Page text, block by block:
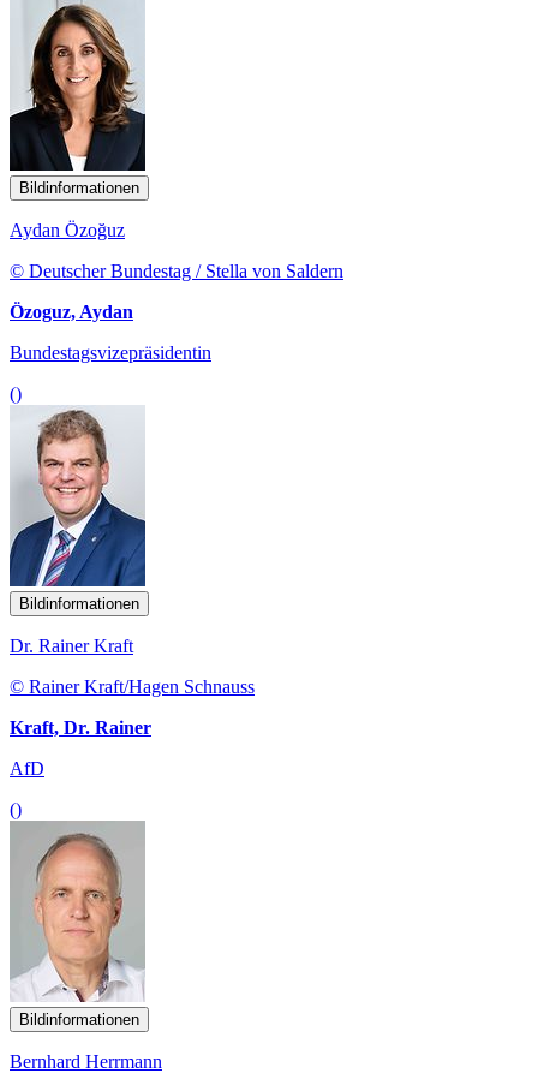
Bildinformationen
Aydan Özoğuz
© Deutscher Bundestag / Stella von Saldern
Özoguz, Aydan
Bundestagsvizepräsidentin
()
Bildinformationen
Dr. Rainer Kraft
© Rainer Kraft/Hagen Schnauss
Kraft, Dr. Rainer
AfD
()
Bildinformationen
Bernhard Herrmann